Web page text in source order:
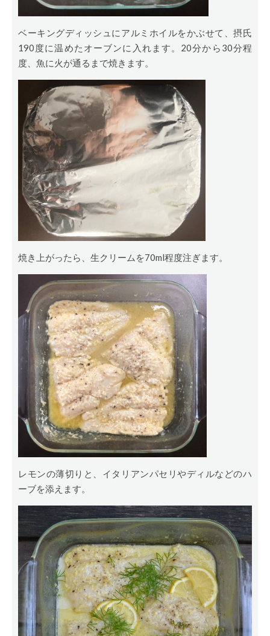
ベーキングディッシュにアルミホイルをかぶせて、摂氏
190度に温めたオーブンに入れます。20分から30分程
度、魚に火が通るまで焼きます。
焼き上がったら、生クリームを70ml程度注ぎます。
レモンの薄切りと、イタリアンパセリやディルなどのハ
ーブを添えます。